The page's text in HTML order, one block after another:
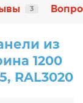
3
из
1200
RAL3020